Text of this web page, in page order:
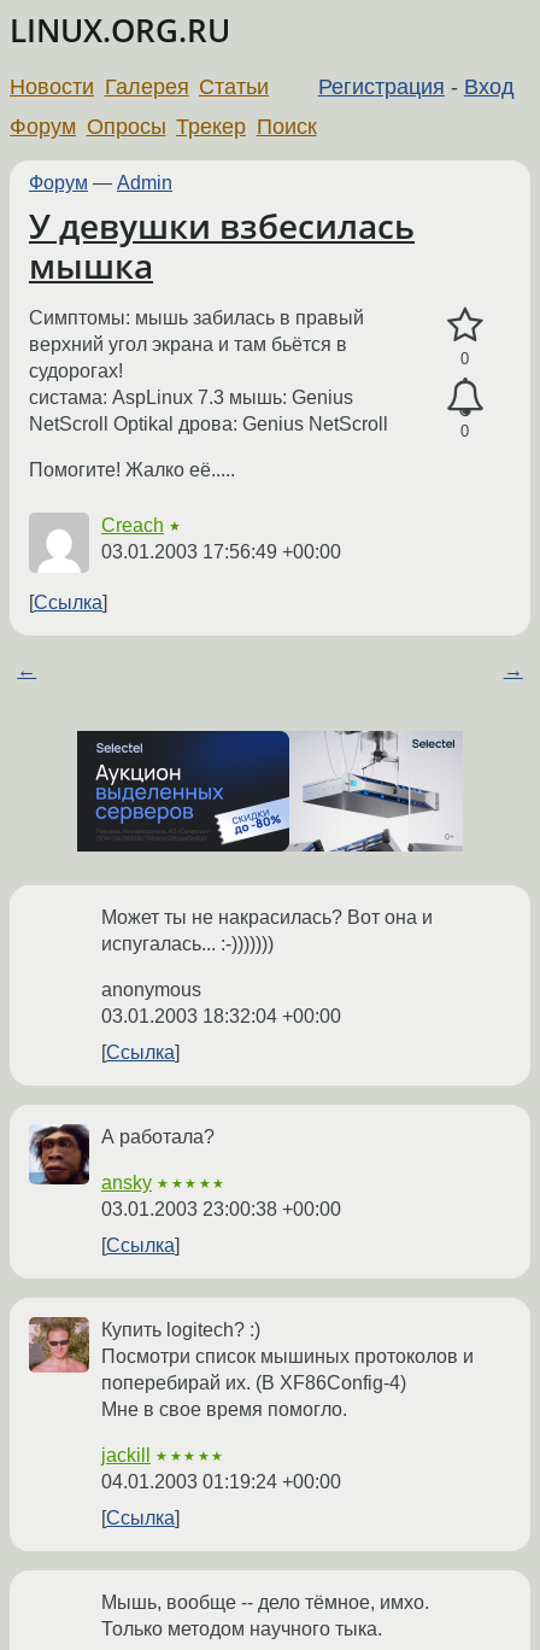
LINUX.ORG.RU
Регистрация - Вход
Новости Галерея Статьи
Форум Опросы Трекер Поиск
Форум — Admin
У девушки взбесилась
мышка
0
0
Симптомы: мышь забилась в правый
верхний угол экрана и там бьётся в
судорогах!
систама: AspLinux 7.3 мышь: Genius
NetScroll Optikal дрова: Genius NetScroll
Помогите! Жалко её.....
Creach ★
03.01.2003 17:56:49 +00:00
Ссылка
← →
Может ты не накрасилась? Вот она и
испугалась... :-)))))))
anonymous
03.01.2003 18:32:04 +00:00
Ссылка
А работала?
ansky ★★★★★
03.01.2003 23:00:38 +00:00
Ссылка
Купить logitech? :)
Посмотри список мышиных протоколов и
поперебирай их. (В XF86Config-4)
Мне в свое время помогло.
jackill ★★★★★
04.01.2003 01:19:24 +00:00
Ссылка
Мышь, вообще -- дело тёмное, имхо.
Только методом научного тыка.